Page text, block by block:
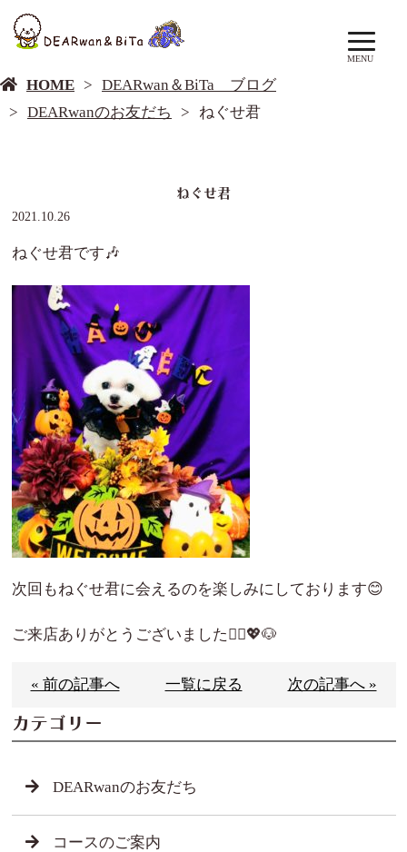
MENU
HOME
DEARwan＆BiTa ブログ
DEARwanのお友だち
ねぐせ君
ねぐせ君
2021.10.26
ねぐせ君です🎶
次回もねぐせ君に会えるのを楽しみにしております😊
ご来店ありがとうございました🙇‍♀️💖🐶
« 前の記事へ 一覧に戻る 次の記事へ »
カテゴリー
DEARwanのお友だち
コースのご案内